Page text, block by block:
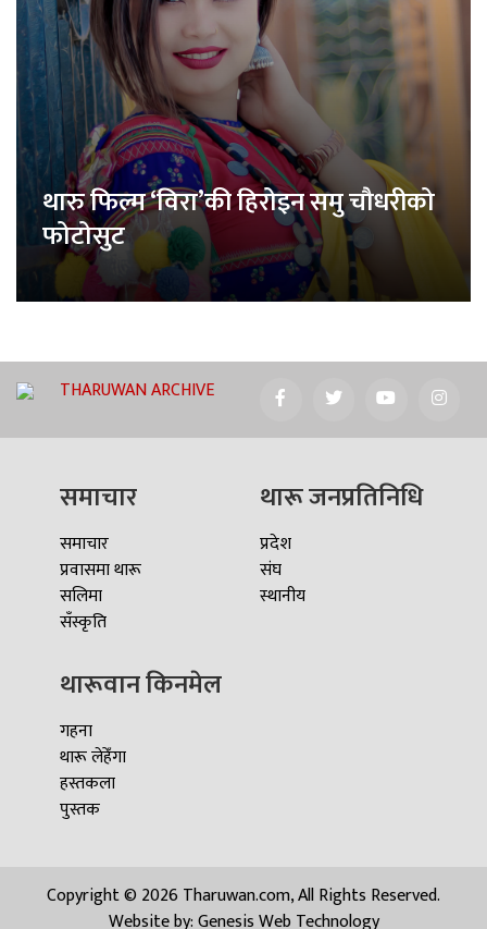
थारु फिल्म ‘विरा’की हिरोइन समु चौधरीको
फोटोसुट
THARUWAN ARCHIVE
समाचार
समाचार
प्रवासमा थारू
सलिमा
सँस्कृति
थारू जनप्रतिनिधि
प्रदेश
संघ
स्थानीय
थारूवान किनमेल
गहना
थारू लेहेँगा
हस्तकला
पुस्तक
Copyright © 2026 Tharuwan.com, All Rights Reserved.
Website by:Genesis Web Technology